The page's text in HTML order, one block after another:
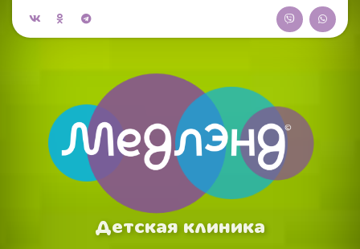
Детская клиника